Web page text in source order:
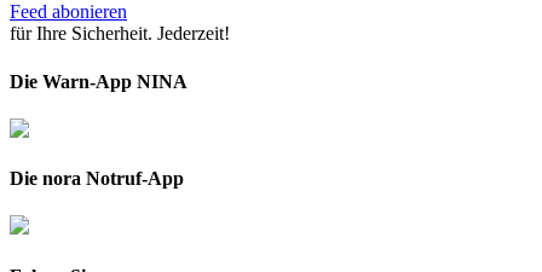
Feed abonieren
für Ihre Sicherheit. Jederzeit!
Die Warn-App NINA
Die nora Notruf-App